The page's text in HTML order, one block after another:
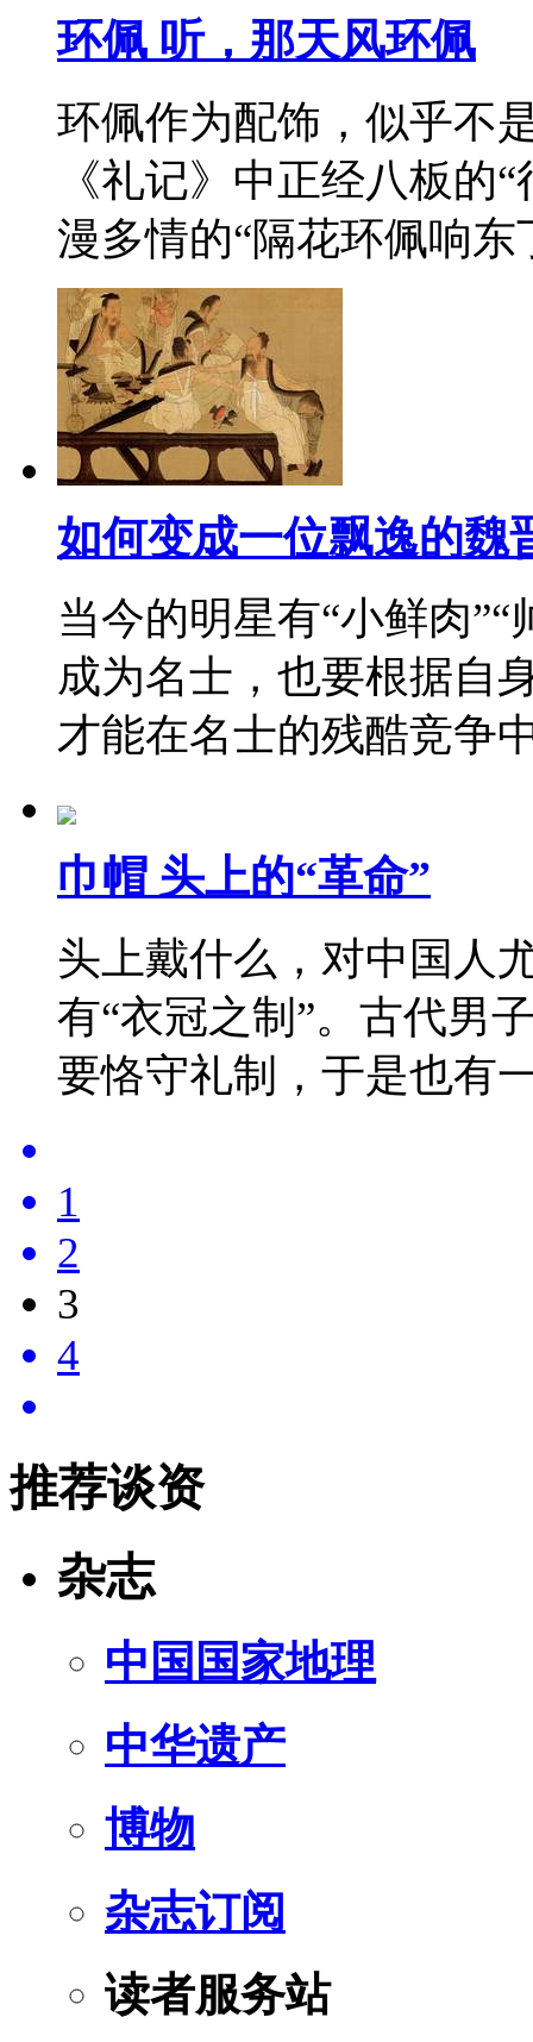
环佩 听，那天风环佩
环佩作为配饰，似乎不
《礼记》中正经八板的
漫多情的“隔花环佩响
如何变成一位飘逸的魏
当今的明星有“小鲜肉
成为名士，也要根据自
才能在名士的残酷竞
巾帽 头上的“革命”
头上戴什么，对中国人
有“衣冠之制”。古代男
要恪守礼制，于是也
1
2
3
4
推荐谈资
杂志
中国国家地理
中华遗产
博物
杂志订阅
读者服务站